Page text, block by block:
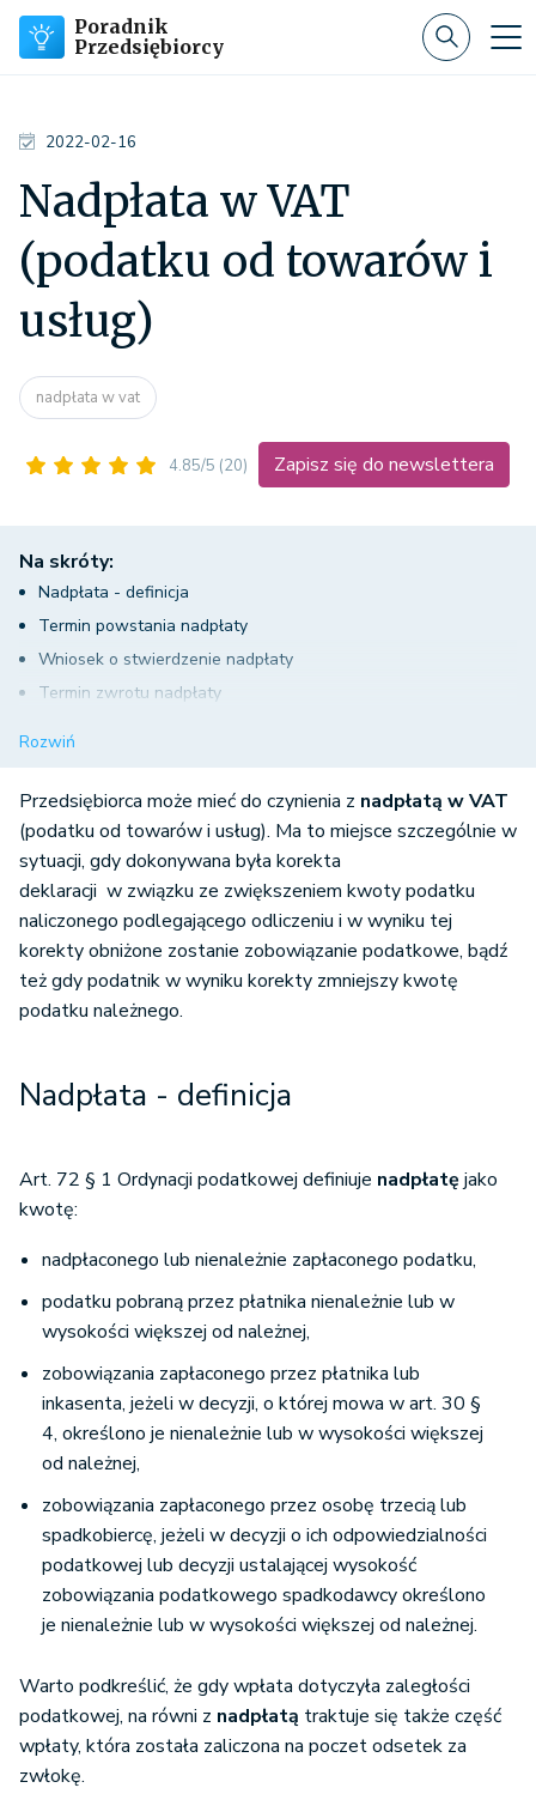
Poradnik
Przedsiębiorcy
2022-02-16
Nadpłata w VAT
(podatku od towarów i
usług)
nadpłata w vat
4.85/5 (20) Zapisz się do newslettera
Na skróty:
Nadpłata - definicja
Termin powstania nadpłaty
Wniosek o stwierdzenie nadpłaty
Termin zwrotu nadpłaty
Rozwiń
Przedsiębiorca może mieć do czynienia z nadpłatą w VAT
(podatku od towarów i usług). Ma to miejsce szczególnie w
sytuacji, gdy dokonywana była korekta
deklaracji w związku ze zwiększeniem kwoty podatku
naliczonego podlegającego odliczeniu i w wyniku tej
korekty obniżone zostanie zobowiązanie podatkowe, bądź
też gdy podatnik w wyniku korekty zmniejszy kwotę
podatku należnego.
Nadpłata - definicja
Art. 72 § 1 Ordynacji podatkowej definiuje nadpłatę jako
kwotę:
nadpłaconego lub nienależnie zapłaconego podatku,
podatku pobraną przez płatnika nienależnie lub w
wysokości większej od należnej,
zobowiązania zapłaconego przez płatnika lub
inkasenta, jeżeli w decyzji, o której mowa w art. 30 §
4, określono je nienależnie lub w wysokości większej
od należnej,
zobowiązania zapłaconego przez osobę trzecią lub
spadkobiercę, jeżeli w decyzji o ich odpowiedzialności
podatkowej lub decyzji ustalającej wysokość
zobowiązania podatkowego spadkodawcy określono
je nienależnie lub w wysokości większej od należnej.
Warto podkreślić, że gdy wpłata dotyczyła zaległości
podatkowej, na równi z nadpłatą traktuje się także część
wpłaty, która została zaliczona na poczet odsetek za
zwłokę.